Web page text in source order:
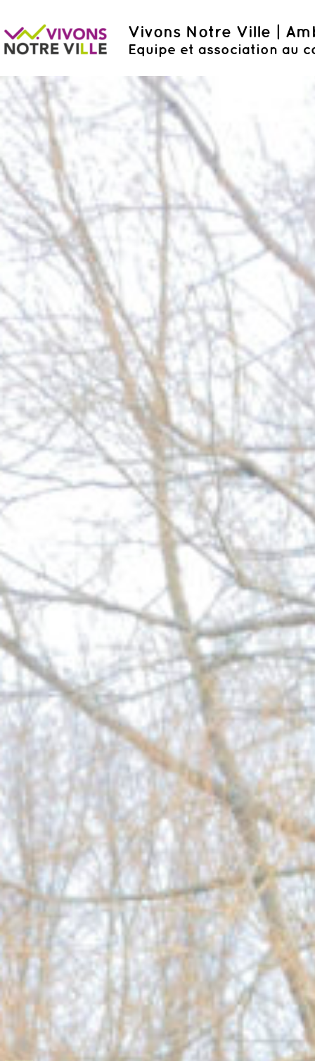
Vivons Notre Ville |
Equipe et association au